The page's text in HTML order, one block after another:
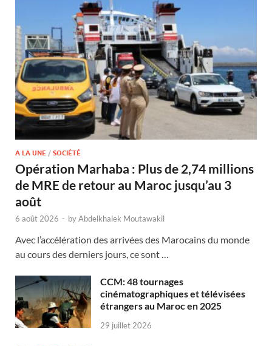
A LA UNE / SOCIÉTÉ
Opération Marhaba : Plus de 2,74 millions
de MRE de retour au Maroc jusqu’au 3
août
6 août 2026 - byAbdelkhalek Moutawakil
Avec l’accélération des arrivées des Marocains du monde
au cours des derniers jours, ce sont …
CCM: 48 tournages
cinématographiques et télévisées
étrangers au Maroc en 2025
29 juillet 2026